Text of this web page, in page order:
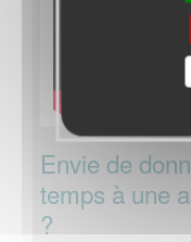
Envie de
temps à une
?